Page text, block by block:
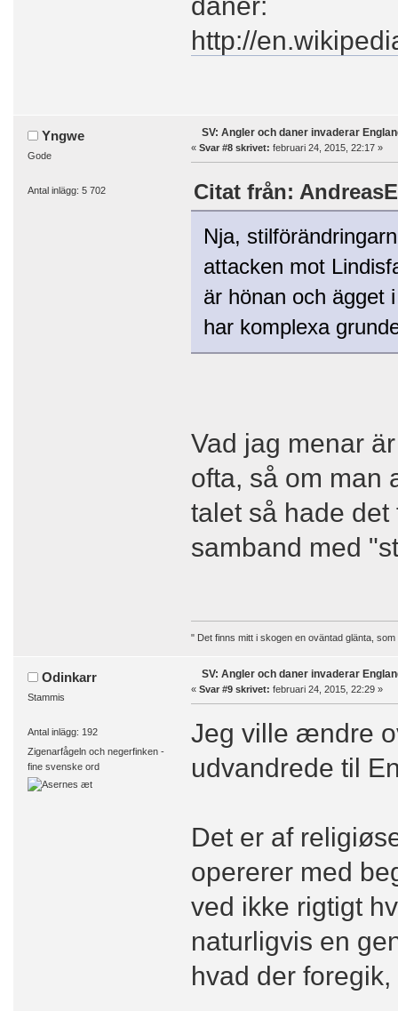
http://
Yngwe
Gode
Antal inlägg: 5 702
SV: Angler och daner invaderar
« Svar #8 skrivet: februari 24, 2015, 22:17 »
Citat från:
Nja,
attacken mot
är hönan och ägget
har komplexa
Vad jag menar
ofta, så om man
talet så hade
samband med
" Det finns mitt i skogen en oväntad glänta,
Odinkarr
Stammis
Antal inlägg: 192
Zigenarfågeln och negerfinken -
fine svenske ord
SV: Angler och daner invaderar
« Svar #9 skrivet: februari 24, 2015, 22:29 »
Jeg ville ændre
udvandrede til
Det er af
opererer med
ved ikke rigtigt
naturligvis en
hvad der